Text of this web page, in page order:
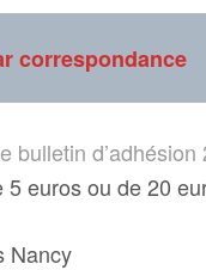
correspondance
bulletin
euros ou de 20
Nancy